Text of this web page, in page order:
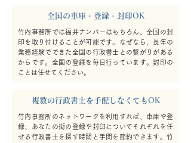
全国の車庫・登録・封印OK
竹内事務所では福井ナンバーはもちろん、全国の封
印を取り付けることが可能です。なぜなら、長年の
業務経験でできた全国の行政書士との繋がりがある
からです。全国の登録を毎日行っています。封印の
ことは任せてください。
複数の行政書士を手配しなくてもOK
竹内事務所のネットワークを利用すれば、車庫や登
録、あなたの街の登録や封印についてそれぞれを任
せる行政書士を探す時間と手間を節約できます。竹